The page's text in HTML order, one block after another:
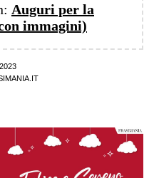
Auguri per la
immagini)